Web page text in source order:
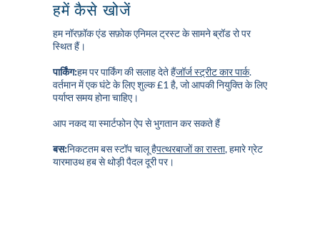
हमें कैसे खोजें
हम नॉरफ़ॉक एंड सफ़ोक एनिमल ट्रस्ट के सामने ब्रॉड रो पर
स्थित हैं।
पार्किंग:हम पर पार्किंग की सलाह देते हैंजॉर्ज स्ट्रीट कार पार्क.
वर्तमान में एक घंटे के लिए शुल्क £1 है, जो आपकी नियुक्ति के लिए
पर्याप्त समय होना चाहिए।
आप नकद या स्मार्टफोन ऐप से भुगतान कर सकते हैं
बस:निकटतम बस स्टॉप चालू हैपत्थरबाजों का रास्ता, हमारे ग्रेट
यारमाउथ हब से थोड़ी पैदल दूरी पर।